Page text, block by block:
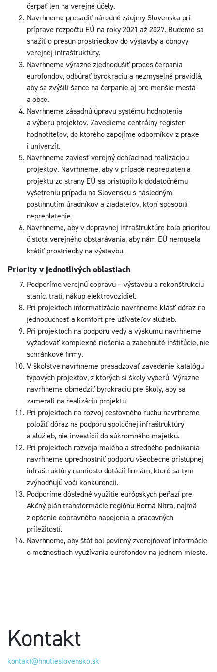
čerpať len na verejné účely.
Navrhneme presadiť národné záujmy Slovenska pri
príprave rozpočtu EÚ na roky 2021 až 2027. Budeme sa
snažiť o presun prostriedkov do výstavby a obnovy
verejnej infraštruktúry.
Navrhneme výrazne zjednodušiť proces čerpania
eurofondov, odbúrať byrokraciu a nezmyselné pravidlá,
aby sa zvýšili šance na čerpanie aj pre menšie mestá
a obce.
Navrhneme zásadnú úpravu systému hodnotenia
a výberu projektov. Zavedieme centrálny register
hodnotiteľov, do ktorého zapojíme odborníkov z praxe
i univerzít.
Navrhneme zaviesť verejný dohľad nad realizáciou
projektov. Navrhneme, aby v prípade nepreplatenia
projektu zo strany EÚ sa pristúpilo k dodatočnému
vyšetreniu prípadu na Slovensku s následným
postihnutím úradníkov a žiadateľov, ktorí spôsobili
nepreplatenie.
Navrhneme, aby v dopravnej infraštruktúre bola prioritou
čistota verejného obstarávania, aby nám EÚ nemusela
krátiť prostriedky na výstavbu.
Priority v jednotlivých oblastiach
Podporíme verejnú dopravu – výstavbu a rekonštrukciu
staníc, tratí, nákup elektrovozidiel.
Pri projektoch informatizácie navrhneme klásť dôraz na
jednoduchosť a komfort pre užívateľov služieb.
Pri projektoch na podporu vedy a výskumu navrhneme
vyžadovať komplexné riešenia a zabehnuté inštitúcie, nie
schránkové firmy.
V školstve navrhneme presadzovať zavedenie katalógu
typových projektov, z ktorých si školy vyberú. Výrazne
navrhneme obmedziť byrokraciu pre školy, aby sa
zamerali na realizáciu projektu.
Pri projektoch na rozvoj cestovného ruchu navrhneme
položiť dôraz na podporu spoločnej infraštruktúry
a služieb, nie investícií do súkromného majetku.
Pri projektoch rozvoja malého a stredného podnikania
navrhneme uprednostniť podporu všeobecne prístupnej
infraštruktúry namiesto dotácií firmám, ktoré sa tým
zvýhodňujú voči konkurencii.
Podporíme dôsledné využitie európskych peňazí pre
Akčný plán transformácie regiónu Horná Nitra, najmä
zlepšenie dopravného napojenia a pracovných
príležitostí.
Navrhneme, aby štát bol povinný zverejňovať informácie
o možnostiach využívania eurofondov na jednom mieste.
Kontakt
kontakt@hnutieslovensko.sk